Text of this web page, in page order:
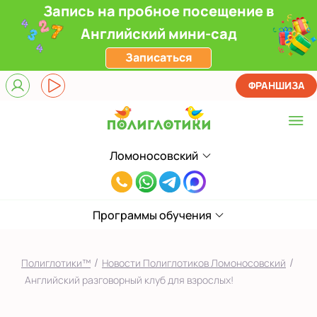
Запись на пробное посещение в
Английский мини-сад
Записаться
Ломоносовский
Выберите центр
Верхние Лихоборы
ЖК Прокшино
Фили
8(916)241-
33
ФРАНШИЗА
Программы обучения
Полиглотики™ / Новости Полиглотиков Ломоносовский /
Английский разговорный клуб для взрослых!